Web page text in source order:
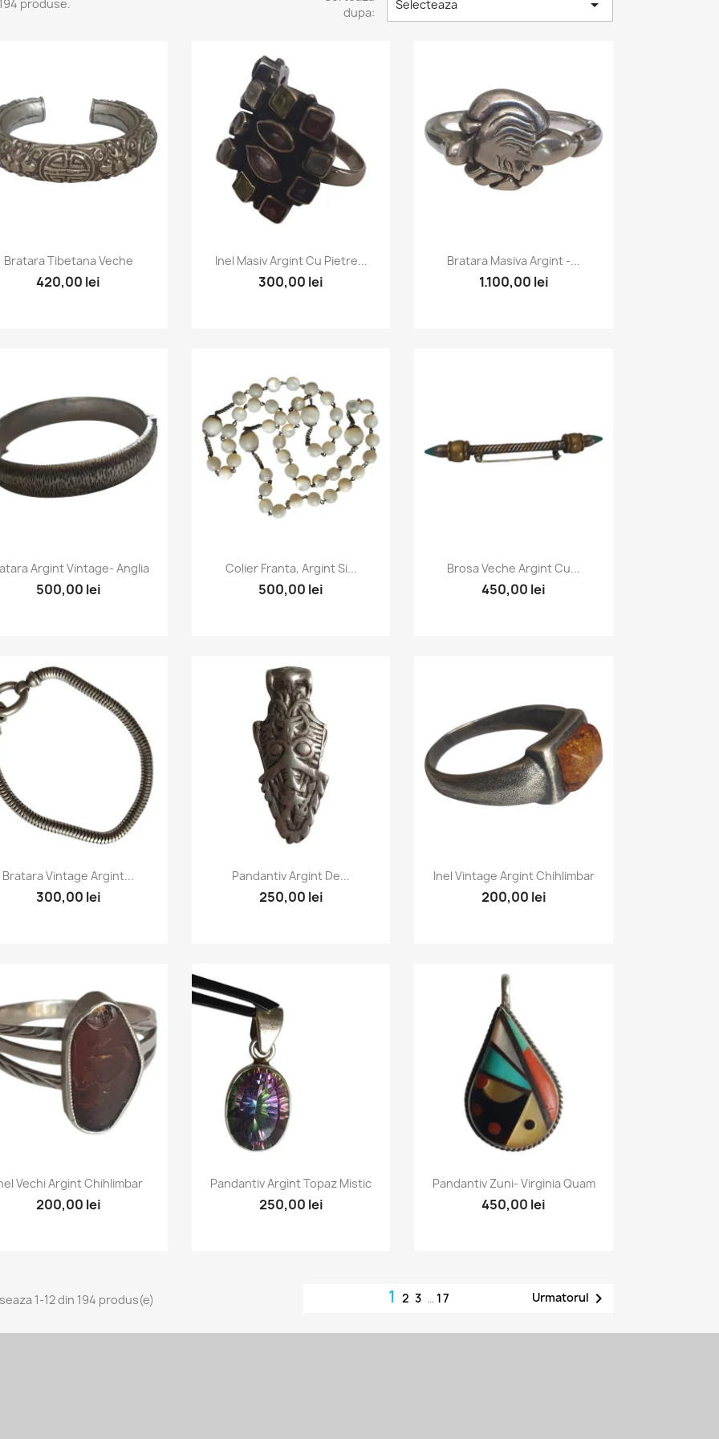
produse.
dupa:
Selecteaza 
Vizualizare rapida
Bratara Tibetana Veche
420,00 lei
Vizualizare rapida
Inel Masiv Argint Cu Pietre...
300,00 lei
Vizualizare rapida
Bratara Masiva Argint -...
1.100,00 lei
Vizualizare rapida
Argint Vintage- Anglia
500,00 lei
Vizualizare rapida
Colier Franta, Argint Si...
500,00 lei
Vizualizare rapida
Brosa Veche Argint Cu...
450,00 lei
Vizualizare rapida
Bratara Vintage Argint...
300,00 lei
Vizualizare rapida
Pandantiv Argint De...
250,00 lei
Vizualizare rapida
Inel Vintage Argint Chihlimbar
200,00 lei
Vizualizare rapida
Vechi Argint Chihlimbar
200,00 lei
Vizualizare rapida
Pandantiv Argint Topaz Mistic
250,00 lei
Vizualizare rapida
Pandantiv Zuni- Virginia Quam
450,00 lei
1-12 din 194 produs(e) 123 … 17 Urmatorul 